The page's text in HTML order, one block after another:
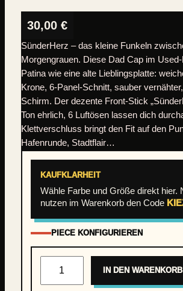
30,00 €
SünderHerz – das kleine Funkeln
Morgengrauen. Diese Dad Cap im
Patina wie eine alte Lieblingsplatte:
Krone, 6-Panel-Schnitt, sauber
Schirm. Der dezente Front-Stick
Ton ehrlich, 6 Luftösen lassen dich
Klettverschluss bringt den Fit auf den
Hafenrunde, Stadtflair…
KAUFKLARHEIT
Wähle Farbe und Größe direkt hier.
nutzen im Warenkorb den Code
PIECE KONFIGURIEREN
IN DEN WARENKORB